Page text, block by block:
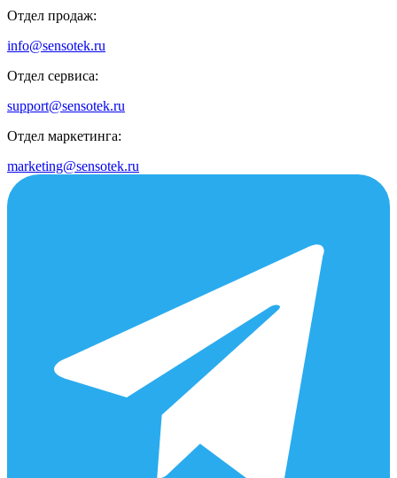
Отдел продаж:
info@sensotek.ru
Отдел сервиса:
support@sensotek.ru
Отдел маркетинга:
marketing@sensotek.ru